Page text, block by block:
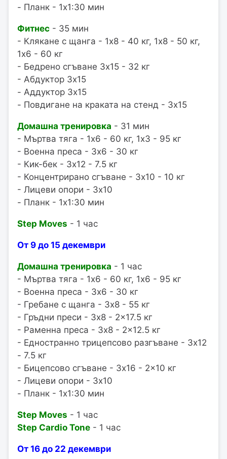
- Планк - 1x1:30 мин
Фитнес - 35 мин
- Клякане с щанга - 1x8 - 40 кг, 1x8 - 50 кг,
1x6 - 60 кг
- Бедрено сгъване 3x15 - 32 кг
- Абдуктор 3x15
- Аддуктор 3x15
- Повдигане на краката на стенд - 3x15
Домашна тренировка - 31 мин
- Мъртва тяга - 1x6 - 60 кг, 1x3 - 95 кг
- Военна преса - 3x6 - 30 кг
- Кик-бек - 3x12 - 7.5 кг
- Концентрирано сгъване - 3x10 - 10 кг
- Лицеви опори - 3x10
- Планк - 1x1:30 мин
Step Moves - 1 час
От 9 до 15 декември
Домашна тренировка - 1 час
- Мъртва тяга - 1x6 - 60 кг, 1x6 - 95 кг
- Военна преса - 3x6 - 30 кг
- Гребане с щанга - 3x8 - 55 кг
- Гръдни преси - 3x8 - 2x17.5 кг
- Раменна преса - 3x8 - 2x12.5 кг
- Едностранно трицепсово разгъване - 3x12
- 7.5 кг
- Бицепсово сгъване - 3x16 - 2x10 кг
- Лицеви опори - 3x10
- Планк - 1x1:30 мин
Step Moves - 1 час
Step Cardio Tone - 1 час
От 16 до 22 декември